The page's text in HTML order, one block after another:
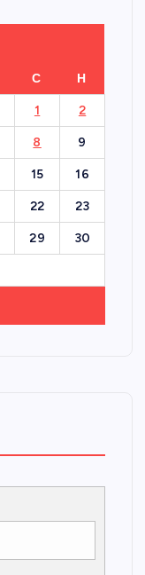
С Н
1 2
8 9
15 16
22 23
29 30